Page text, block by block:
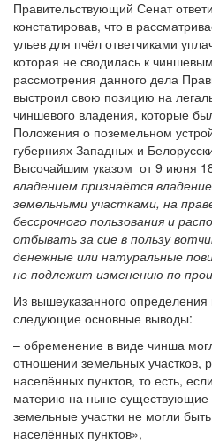
Правительствующий Сенат
констатировав, что в
ульев для пчёл ответчиками
которая не сводилась к
рассмотрения данного дела
выстроил свою позицию на
чиншевого владения, которые
Положения о поземельном
губерниях Западных и
Высочайшим указом от 9 июня
владением признаётся
земельными участками, на
бессрочного пользования и
отбывать за сие в пользу
денежные или натуральные
не подлежит изменению по
Из вышеуказанного
следующие основные выводы:
– обременение в виде чинша
отношении земельных участков,
населённых пунктов, то есть,
материю на ныне
земельные участки не могли
населённых пунктов»,